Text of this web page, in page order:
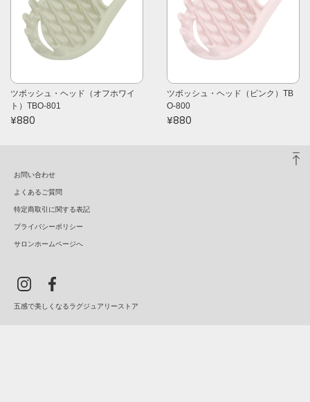
ツボッシュ・ヘッド（オフホワイ
ト）TBO-801
¥880
ツボッシュ・ヘッド（ピンク）TB
O-800
¥880
お問い合わせ
よくあるご質問
特定商取引に関する表記
プライバシーポリシー
サロンホームページへ
五感で美しくなるラグジュアリーストア